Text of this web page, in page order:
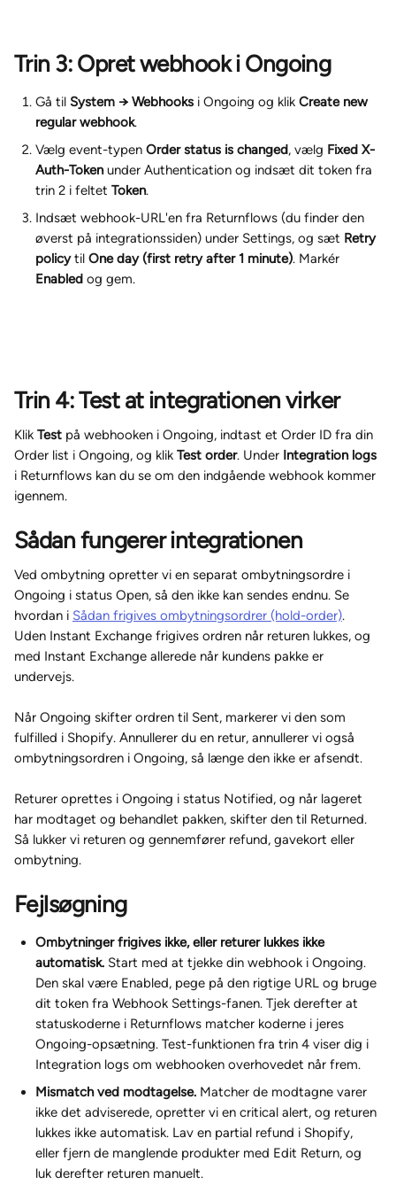
Trin 3: Opret webhook i Ongoing
Gå til System → Webhooks i Ongoing og klik Create new
regular webhook.
Vælg event-typen Order status is changed, vælg Fixed X-
Auth-Token under Authentication og indsæt dit token fra
trin 2 i feltet Token.
Indsæt webhook-URL'en fra Returnflows (du finder den
øverst på integrationssiden) under Settings, og sæt Retry
policy til One day (first retry after 1 minute). Markér
Enabled og gem.
Trin 4: Test at integrationen virker
Klik Test på webhooken i Ongoing, indtast et Order ID fra din
Order list i Ongoing, og klik Test order. Under Integration logs
i Returnflows kan du se om den indgående webhook kommer
igennem.
Sådan fungerer integrationen
Ved ombytning opretter vi en separat ombytningsordre i
Ongoing i status Open, så den ikke kan sendes endnu. Se
hvordan i Sådan frigives ombytningsordrer (hold-order).
Uden Instant Exchange frigives ordren når returen lukkes, og
med Instant Exchange allerede når kundens pakke er
undervejs.
Når Ongoing skifter ordren til Sent, markerer vi den som
fulfilled i Shopify. Annullerer du en retur, annullerer vi også
ombytningsordren i Ongoing, så længe den ikke er afsendt.
Returer oprettes i Ongoing i status Notified, og når lageret
har modtaget og behandlet pakken, skifter den til Returned.
Så lukker vi returen og gennemfører refund, gavekort eller
ombytning.
Fejlsøgning
Ombytninger frigives ikke, eller returer lukkes ikke
automatisk. Start med at tjekke din webhook i Ongoing.
Den skal være Enabled, pege på den rigtige URL og bruge
dit token fra Webhook Settings-fanen. Tjek derefter at
statuskoderne i Returnflows matcher koderne i jeres
Ongoing-opsætning. Test-funktionen fra trin 4 viser dig i
Integration logs om webhooken overhovedet når frem.
Mismatch ved modtagelse. Matcher de modtagne varer
ikke det adviserede, opretter vi en critical alert, og returen
lukkes ikke automatisk. Lav en partial refund i Shopify,
eller fjern de manglende produkter med Edit Return, og
luk derefter returen manuelt.